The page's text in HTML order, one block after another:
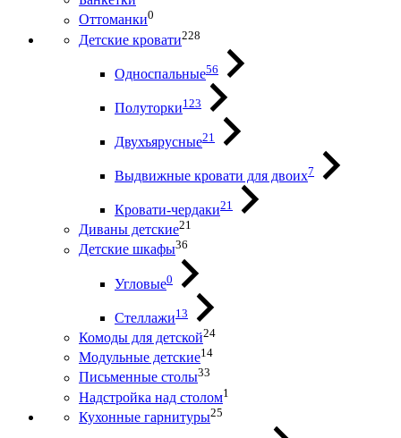
Оттоманки0
Детские кровати228
Односпальные56
Полуторки123
Двухъярусные21
Выдвижные кровати для двоих7
Кровати-чердаки21
Диваны детские21
Детские шкафы36
Угловые0
Стеллажи13
Комоды для детской24
Модульные детские14
Письменные столы33
Надстройка над столом1
Кухонные гарнитуры25